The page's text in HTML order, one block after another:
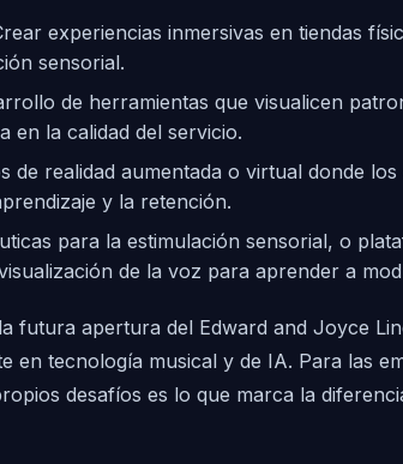
experiencias inmersivas en tiendas
sensorial.
de herramientas que visualicen
en la calidad del servicio.
de realidad aumentada o virtual donde
y la retención.
para la estimulación sensorial, o
de la voz para aprender a
futura apertura del Edward and Joyce
en tecnología musical y de IA. Para las
desafíos es lo que marca la